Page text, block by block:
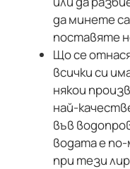
да минете
поставяте
Що се
всички си
някои
най-
във
водата е
при тези